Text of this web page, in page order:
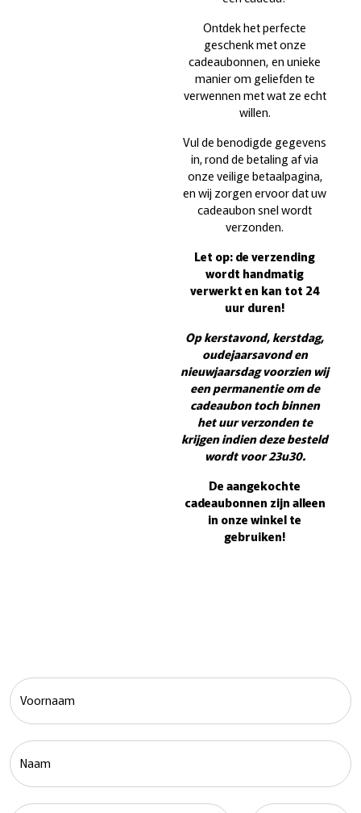
Ontdek het perfecte
geschenk met onze
cadeaubonnen, en unieke
manier om geliefden te
verwennen met wat ze echt
willen.
Vul de benodigde gegevens
in, rond de betaling af via
onze veilige betaalpagina,
en wij zorgen ervoor dat uw
cadeaubon snel wordt
verzonden.
Let op: de verzending
wordt handmatig
verwerkt en kan tot 24
uur duren!
Op kerstavond, kerstdag,
oudejaarsavond en
nieuwjaarsdag voorzien wij
een permanentie om de
cadeaubon toch binnen
het uur verzonden te
krijgen indien deze besteld
wordt voor 23u30.
De aangekochte
cadeaubonnen zijn alleen
in onze winkel te
gebruiken!
Voornaam
Naam